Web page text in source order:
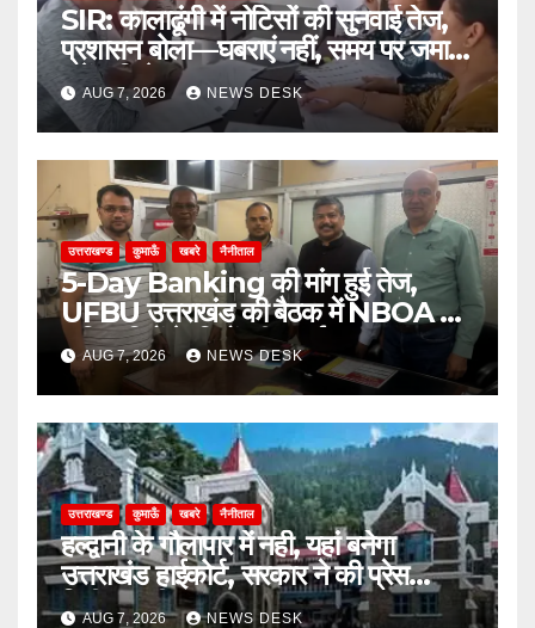
SIR: कालाढूंगी में नोटिसों की सुनवाई तेज,
प्रशासन बोला—घबराएं नहीं, समय पर जमा
करें अभिलेख
AUG 7, 2026 NEWS DESK
उत्तराखण्ड कुमाऊँ खबरे नैनीताल
5-Day Banking की मांग हुई तेज,
UFBU उत्तराखंड की बैठक में NBOA ने
अधिकारियों के हितों की उठाई मजबूत आवाज
AUG 7, 2026 NEWS DESK
उत्तराखण्ड कुमाऊँ खबरे नैनीताल
हल्द्वानी के गौलापार में नही, यहां बनेगा
उत्तराखंड हाईकोर्ट, सरकार ने की प्रेस
रिलीज़ जारी
AUG 7, 2026 NEWS DESK